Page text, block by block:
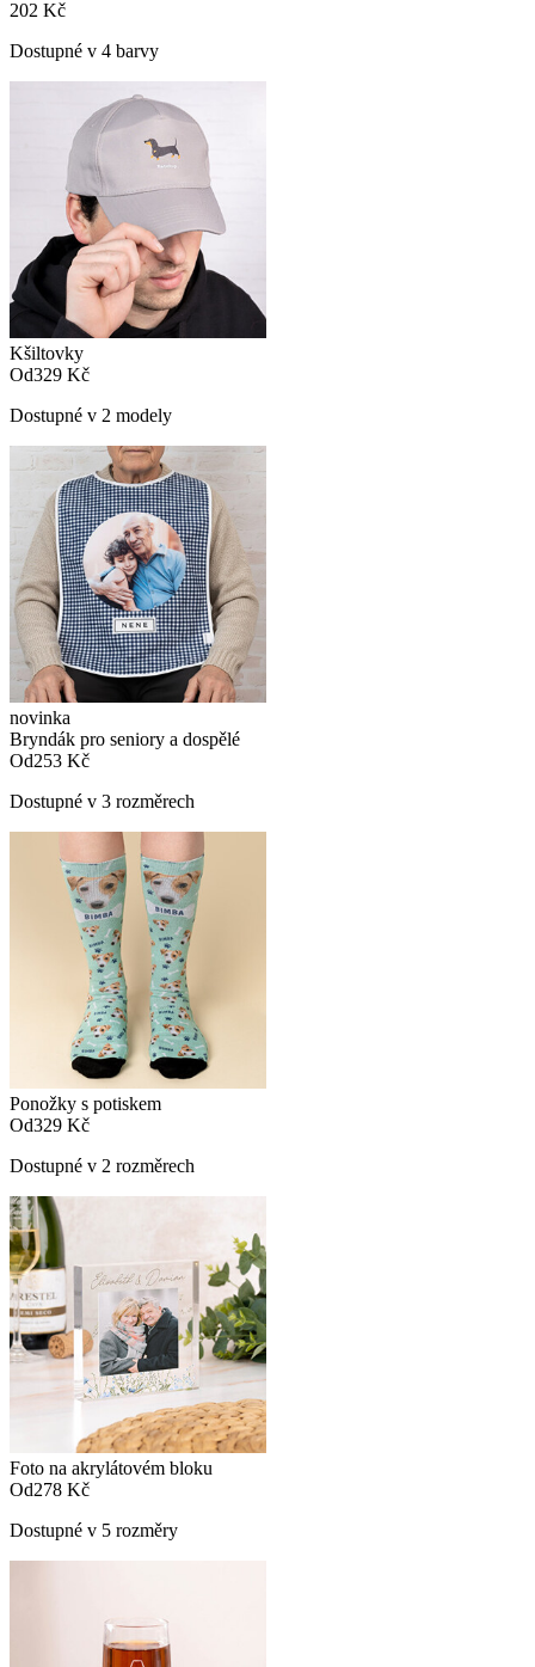
202 Kč
Dostupné v 4 barvy
Kšiltovky
Od329 Kč
Dostupné v 2 modely
novinka
Bryndák pro seniory a dospělé
Od253 Kč
Dostupné v 3 rozměrech
Ponožky s potiskem
Od329 Kč
Dostupné v 2 rozměrech
Foto na akrylátovém bloku
Od278 Kč
Dostupné v 5 rozměry